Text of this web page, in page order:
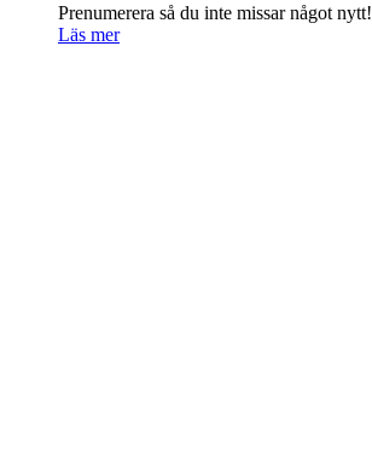
Prenumerera så du inte missar något nytt!
Läs mer